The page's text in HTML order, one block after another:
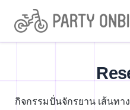
กิจกรรมปั่นจักรยาน เส้นทา